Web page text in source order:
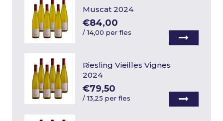
Muscat 2024
€84,00
/14,00 per fles
Riesling Vieilles Vignes
2024
€79,50
/13,25 per fles